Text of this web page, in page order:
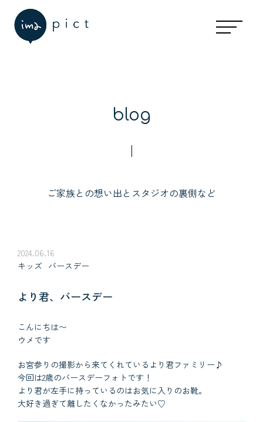
blog
ご家族との想い出とスタジオの裏側など
2024.06.16
キッズ バースデー
より君、バースデー
こんにちは〜
ウメです
お宮参りの撮影から来てくれているより君ファミリー♪
今回は2歳のバースデーフォトです！
より君が左手に持っているのはお気に入りのお靴。
大好き過ぎて離したくなかったみたい♡